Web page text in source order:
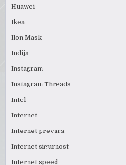
Huawei
Ikea
Ilon Mask
Indija
Instagram
Instagram Threads
Intel
Internet
Internet prevara
Internet sigurnost
Internet speed